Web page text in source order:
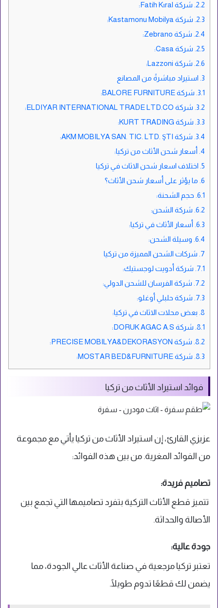
2.2. شركة Fatih Kıral:
2.3. شركة Kastamonu Mobilya:
2.4. شركة Zebrano:
2.5. شركة Casa:
2.6. شركة Lazzoni:
3. استيراد مباشرةً من المصانع
3.1. شركة BALORE FURNITURE:
3.2. شركة ELDIYAR INTERNATIONAL TRADE LTD.CO:
3.3. شركة KURT TRADING:
3.4. شركة AKM MOBILYA SAN. TIC. LTD. ŞTI:
4. أسعار شحن الأثاث من تركيا:
5. اختلاف اسعار شحن الاثاث في تركيا
6. ما يؤثر على أسعار شحن الأثاث؟
6.1. حجم الشحنة:
6.2. شركة الشحن:
6.3. أسعار الأثاث في تركيا:
6.4. وسيلة الشحن:
7. شركات الشحن المميزة من تركيا
7.1. شركة أدويت لوجستيك:
7.2. شركة الفرسان للشحن الدولي:
7.3. شركة حلبلي أوغلو:
8. بعض محلات الاثاث في تركيا:
8.1. شركة DORUK AGAC A.S:
8.2. شركة PRECISE MOBILYA&DEKORASYON:
8.3. شركة MOSTAR BED&FURNITURE:
فوائد استيراد الأثاث من تركيا
عزيزي القارئ، إن استيراد الأثاث من تركيا يأتي مع مجموعة
من الفوائد المغرية. من بين هذه الفوائد:
تصاميم فريدة:
تتميز قطع الأثاث التركية بتفرد تصاميمها التي تجمع بين
الأصالة والحداثة.
جودة عالية:
تعتبر تركيا مرجعية في صناعة الأثاث عالي الجودة، مما
يضمن لك قطعًا تدوم طويلًا.